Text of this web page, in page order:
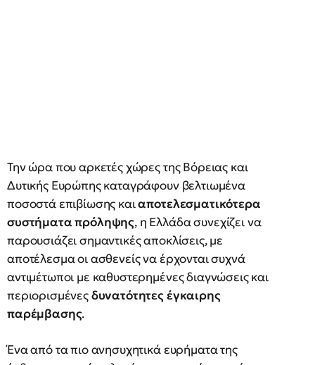
Την ώρα που αρκετές χώρες της Βόρειας και
Δυτικής Ευρώπης καταγράφουν βελτιωμένα
ποσοστά επιβίωσης καιαποτελεσματικότερα
συστήματα πρόληψης, η Ελλάδα συνεχίζει να
παρουσιάζει σημαντικές αποκλίσεις, με
αποτέλεσμα οι ασθενείς να έρχονται συχνά
αντιμέτωποι με καθυστερημένες διαγνώσεις και
περιορισμένεςδυνατότητες έγκαιρης
παρέμβασης.
Ένα από τα πιο ανησυχητικά ευρήματα της